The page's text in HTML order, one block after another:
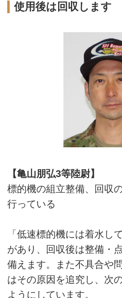
使用後は回収します
【亀山朋弘3等陸尉】
標的機の組立整備、回収
行っている
「低速標的機には着水し
があり、回収後は整備・
備えます。また不具合や
はその原因を追究し、次
ようにしています。